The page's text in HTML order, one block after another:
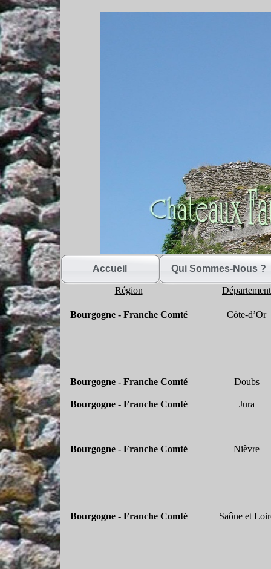
Accueil Qui Sommes-Nous ?
Région Département
Bourgogne -Franche Comté Côte-d’Or
Bourgogne -Franche Comté Doubs
Bourgogne -Franche Comté Jura
Bourgogne -Franche Comté Nièvre
Bourgogne -Franche Comté Saône et